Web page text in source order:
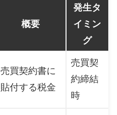
概要
発生タ
イミン
グ
売買契約書に
貼付する税金
売買契
約締結
時